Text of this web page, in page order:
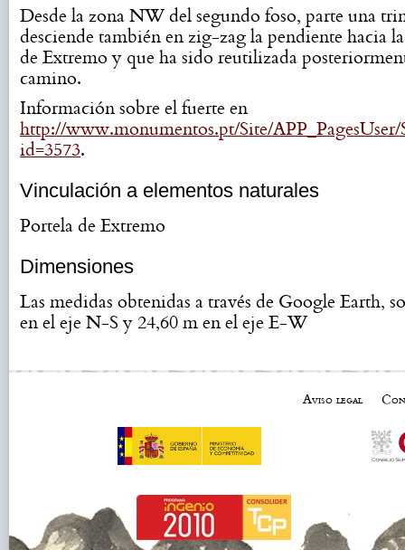
Desde la zona NW del segundo foso, parte una
desciende también en zig-zag la pendiente hacia
de Extremo y que ha sido reutilizada
camino.
Información sobre el fuerte en
http://www.monumentos.pt/Site/APP_PagesUser/
id=3573.
Vinculación a elementos naturales
Portela de Extremo
Dimensiones
Las medidas obtenidas a través de Google Earth,
en el eje N-S y 24,60 m en el eje E-W
Aviso legal